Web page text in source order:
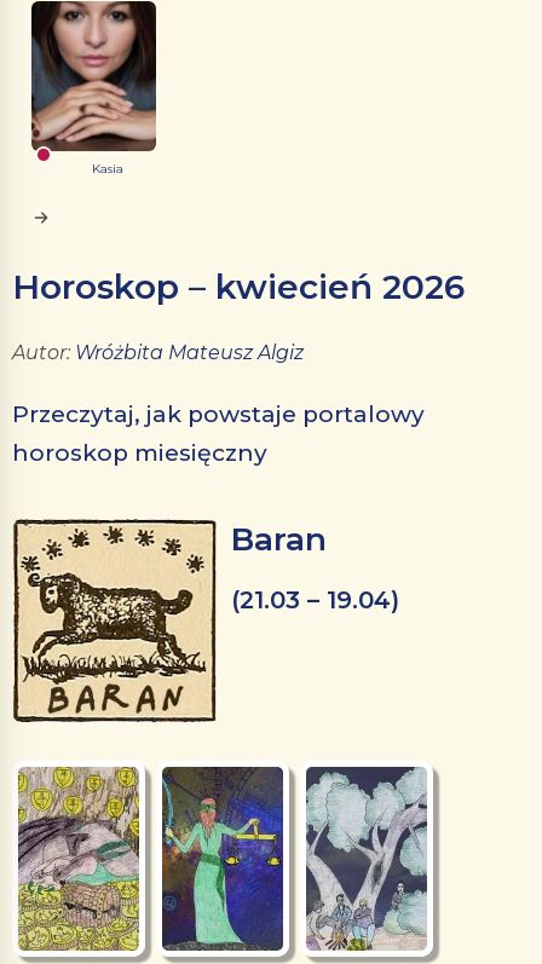
Kasia
Horoskop – kwiecień 2026
Autor: Wróżbita Mateusz Algiz
Przeczytaj, jak powstaje portalowy
horoskop miesięczny
Baran
(21.03 – 19.04)